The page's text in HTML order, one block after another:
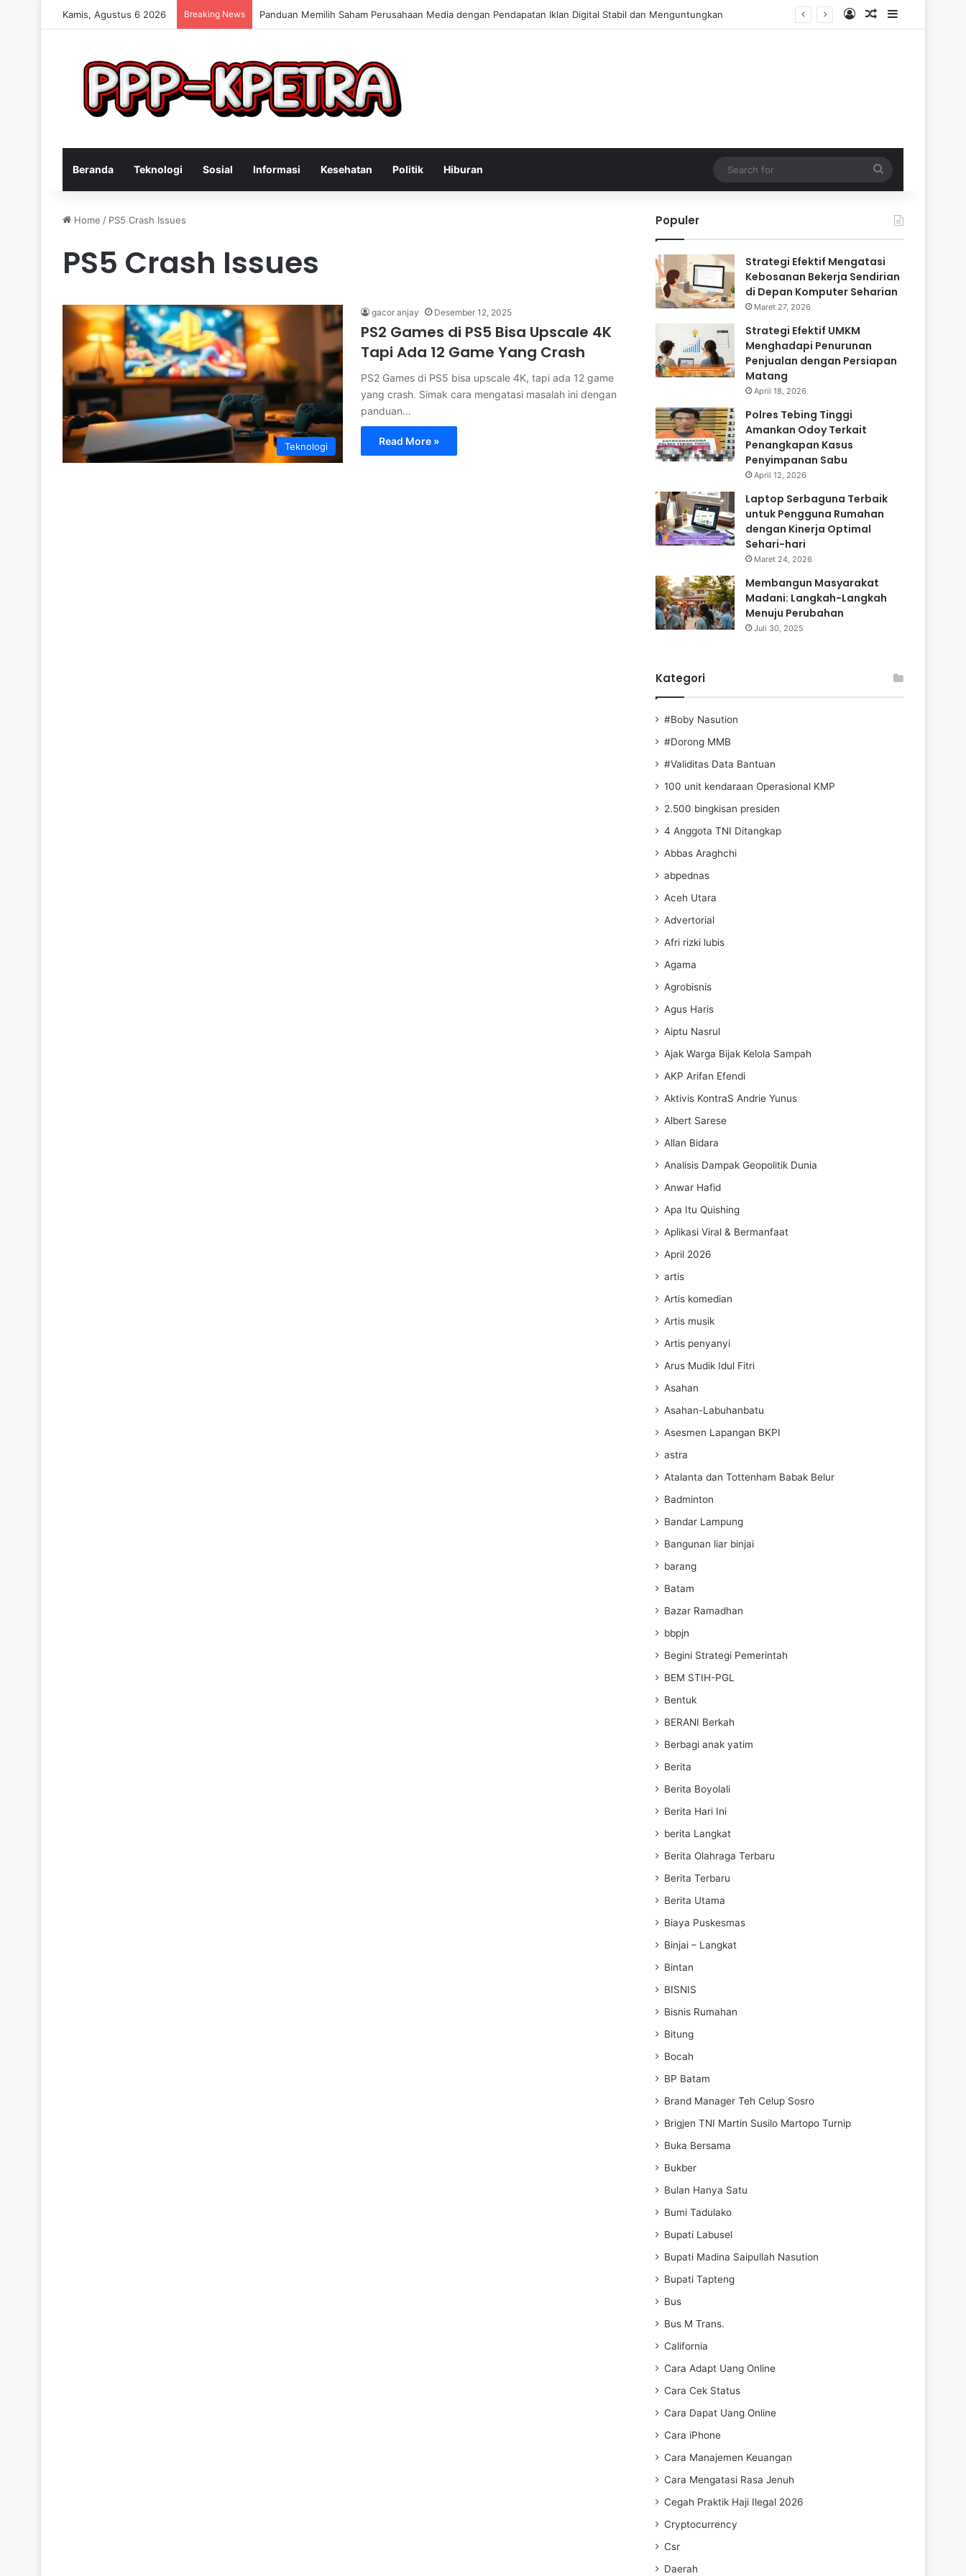
Kamis, Agustus 6 2026 Breaking News Keterampilan Konsultan Bisnis Online untuk Meningkatkan Pendapatan Berdasarkan Pengalaman Praktis Log InRandom Article
Sidebar
Beranda Teknologi Sosial Informasi Kesehatan Politik Hiburan
for
Home / PS5 Crash Issues
PS5 Crash Issues
Teknologi
gacor anjay Desember 12, 2025
PS2 Games di PS5 Bisa Upscale 4K
Tapi Ada 12 Game Yang Crash
PS2 Games di PS5 bisa upscale 4K, tapi ada 12 game
yang crash. Simak cara mengatasi masalah ini dengan
panduan…
Read More »
Populer
Strategi Efektif Mengatasi
Kebosanan Bekerja Sendirian
di Depan Komputer Seharian
Maret 27, 2026
Strategi Efektif UMKM
Menghadapi Penurunan
Penjualan dengan Persiapan
Matang
April 18, 2026
Polres Tebing Tinggi
Amankan Odoy Terkait
Penangkapan Kasus
Penyimpanan Sabu
April 12, 2026
Laptop Serbaguna Terbaik
untuk Pengguna Rumahan
dengan Kinerja Optimal
Sehari-hari
Maret 24, 2026
Membangun Masyarakat
Madani: Langkah-Langkah
Menuju Perubahan
Juli 30, 2025
Kategori
#Boby Nasution
#Dorong MMB
#Validitas Data Bantuan
100 unit kendaraan Operasional KMP
2.500 bingkisan presiden
4 Anggota TNI Ditangkap
Abbas Araghchi
abpednas
Aceh Utara
Advertorial
Afri rizki lubis
Agama
Agrobisnis
Agus Haris
Aiptu Nasrul
Ajak Warga Bijak Kelola Sampah
AKP Arifan Efendi
Aktivis KontraS Andrie Yunus
Albert Sarese
Allan Bidara
Analisis Dampak Geopolitik Dunia
Anwar Hafid
Apa Itu Quishing
Aplikasi Viral & Bermanfaat
April 2026
artis
Artis komedian
Artis musik
Artis penyanyi
Arus Mudik Idul Fitri
Asahan
Asahan-Labuhanbatu
Asesmen Lapangan BKPI
astra
Atalanta dan Tottenham Babak Belur
Badminton
Bandar Lampung
Bangunan liar binjai
barang
Batam
Bazar Ramadhan
bbpjn
Begini Strategi Pemerintah
BEM STIH-PGL
Bentuk
BERANI Berkah
Berbagi anak yatim
Berita
Berita Boyolali
Berita Hari Ini
berita Langkat
Berita Olahraga Terbaru
Berita Terbaru
Berita Utama
Biaya Puskesmas
Binjai – Langkat
Bintan
BISNIS
Bisnis Rumahan
Bitung
Bocah
BP Batam
Brand Manager Teh Celup Sosro
Brigjen TNI Martin Susilo Martopo Turnip
Buka Bersama
Bukber
Bulan Hanya Satu
Bumi Tadulako
Bupati Labusel
Bupati Madina Saipullah Nasution
Bupati Tapteng
Bus
Bus M Trans.
California
Cara Adapt Uang Online
Cara Cek Status
Cara Dapat Uang Online
Cara iPhone
Cara Manajemen Keuangan
Cara Mengatasi Rasa Jenuh
Cegah Praktik Haji Ilegal 2026
Cryptocurrency
Csr
Daerah